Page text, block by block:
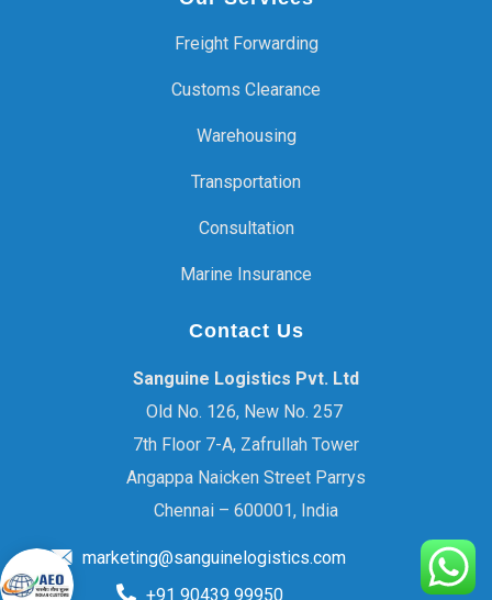
Freight Forwarding
Customs Clearance
Warehousing
Transportation
Consultation
Marine Insurance
Contact Us
Sanguine Logistics Pvt. Ltd
Old No. 126, New No. 257
7th Floor 7-A, Zafrullah Tower
Angappa Naicken Street Parrys
Chennai – 600001, India
marketing@sanguinelogistics.com
+91 90439 99950